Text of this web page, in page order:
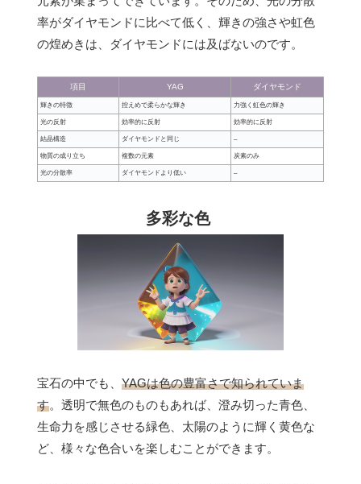
率がダイヤモンドに比べて低く、輝きの強さや虹色
の煌めきは、ダイヤモンドには及ばないのです。
項目 YAG ダイヤモンド
輝きの特徴 控えめで柔らかな輝き 力強く虹色の輝き
光の反射 効率的に反射 効率的に反射
結晶構造 ダイヤモンドと同じ –
物質の成り立ち 複数の元素 炭素のみ
光の分散率 ダイヤモンドより低い –
多彩な色
宝石の中でも、 YAGは色の豊富さで知られていま
す。透明で無色のものもあれば、澄み切った青色、
生命力を感じさせる緑色、太陽のように輝く黄色な
ど、様々な色合いを楽しむことができます。